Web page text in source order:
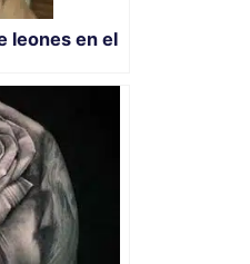
leones en el